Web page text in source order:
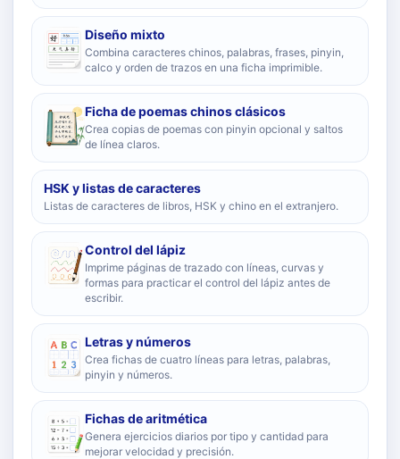
Diseño mixto
Combina caracteres chinos, palabras, frases, pinyin,
calco y orden de trazos en una ficha imprimible.
Ficha de poemas chinos clásicos
Crea copias de poemas con pinyin opcional y saltos
de línea claros.
HSK y listas de caracteres
Listas de caracteres de libros, HSK y chino en el extranjero.
Control del lápiz
Imprime páginas de trazado con líneas, curvas y
formas para practicar el control del lápiz antes de
escribir.
Letras y números
Crea fichas de cuatro líneas para letras, palabras,
pinyin y números.
Fichas de aritmética
Genera ejercicios diarios por tipo y cantidad para
mejorar velocidad y precisión.